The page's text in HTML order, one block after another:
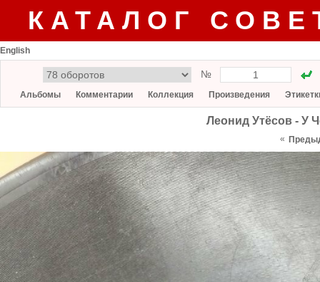
КАТАЛОГ
English
№
Альбомы Комментарии Коллекция Произведения
Леонид Утёсов - У
«